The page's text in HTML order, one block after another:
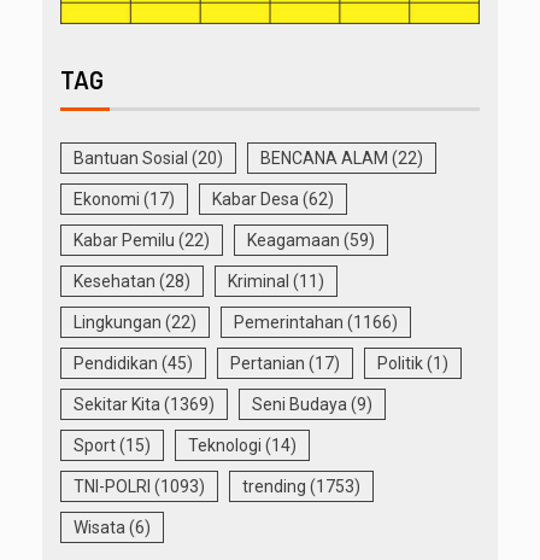
TAG
Bantuan Sosial (20) BENCANA ALAM (22)
Ekonomi (17) Kabar Desa (62)
Kabar Pemilu (22) Keagamaan (59)
Kesehatan (28) Kriminal (11)
Lingkungan (22) Pemerintahan (1166)
Pendidikan (45) Pertanian (17) Politik(1)
Sekitar Kita (1369) Seni Budaya (9)
Sport(15) Teknologi (14)
TNI-POLRI (1093) trending (1753)
Wisata (6)